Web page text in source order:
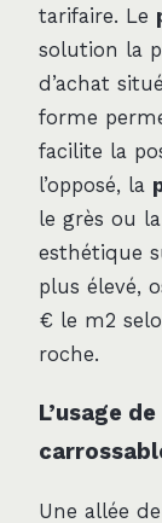
tarifaire. Le
solution la
d’achat
forme
facilite la
l’opposé, la
le grès ou
esthétique
plus élevé,
€ le m2
roche.
L’usage
Une allée